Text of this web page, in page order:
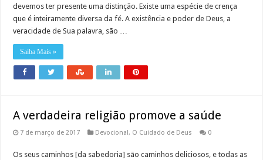
devemos ter presente uma distinção. Existe uma espécie de crença
que é inteiramente diversa da fé. A existência e poder de Deus, a
veracidade de Sua palavra, são …
Saiba Mais »
A verdadeira religião promove a saúde
7 de março de 2017 Devocional, O Cuidado de Deus 0
Os seus caminhos [da sabedoria] são caminhos deliciosos, e todas as